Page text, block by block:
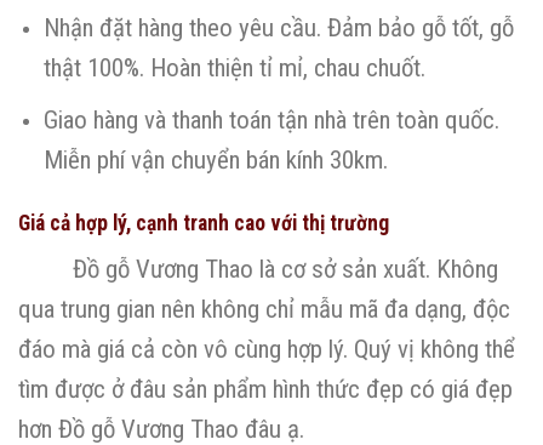
Nhận đặt hàng theo yêu cầu. Đảm bảo gỗ tốt, gỗ
thật 100%. Hoàn thiện tỉ mỉ, chau chuốt.
Giao hàng và thanh toán tận nhà trên toàn quốc.
Miễn phí vận chuyển bán kính 30km.
Giá cả hợp lý, cạnh tranh cao với thị trường
Đồ gỗ Vương Thao là cơ sở sản xuất. Không
qua trung gian nên không chỉ mẫu mã đa dạng, độc
đáo mà giá cả còn vô cùng hợp lý. Quý vị không thể
tìm được ở đâu sản phẩm hình thức đẹp có giá đẹp
hơn Đồ gỗ Vương Thao đâu ạ.